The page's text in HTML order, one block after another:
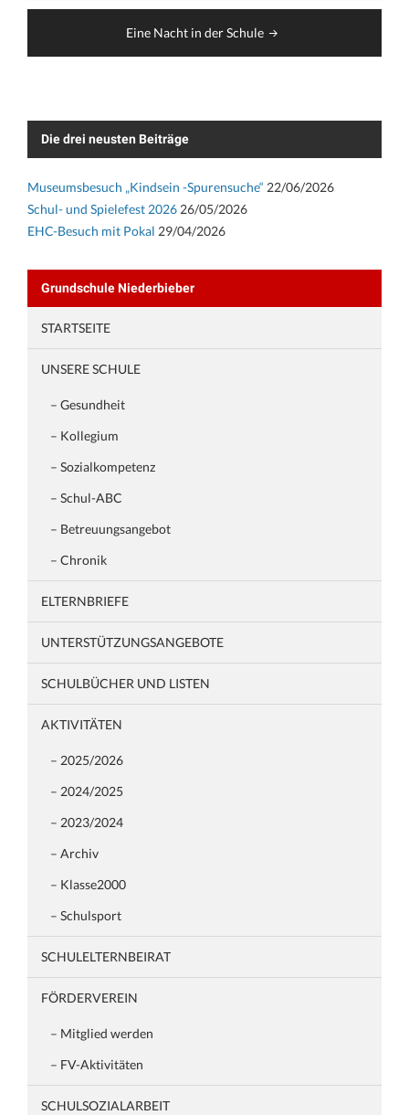
Eine Nacht in der Schule
Die drei neusten Beiträge
Museumsbesuch „Kindsein -Spurensuche“ 22/06/2026
Schul- und Spielefest 2026 26/05/2026
EHC-Besuch mit Pokal 29/04/2026
Grundschule Niederbieber
STARTSEITE
UNSERE SCHULE
– Gesundheit
– Kollegium
– Sozialkompetenz
– Schul-ABC
– Betreuungsangebot
– Chronik
ELTERNBRIEFE
UNTERSTÜTZUNGSANGEBOTE
SCHULBÜCHER UND LISTEN
AKTIVITÄTEN
– 2025/2026
– 2024/2025
– 2023/2024
– Archiv
– Klasse2000
– Schulsport
SCHULELTERNBEIRAT
FÖRDERVEREIN
– Mitglied werden
– FV-Aktivitäten
SCHULSOZIALARBEIT